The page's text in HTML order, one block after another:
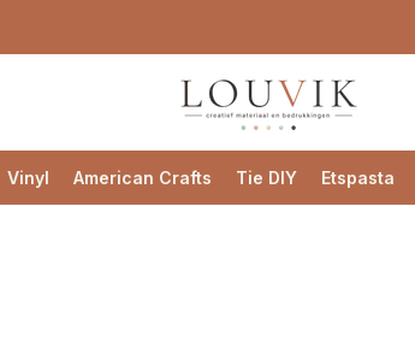
Vinyl American Crafts Tie DIY Etspasta